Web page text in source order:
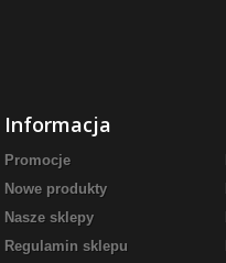
Informacja
Promocje
Nowe produkty
Nasze sklepy
Regulamin sklepu